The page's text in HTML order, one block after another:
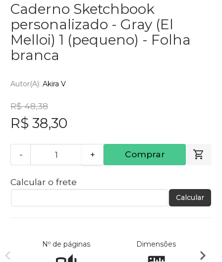
Caderno Sketchbook
personalizado - Gray (El
Melloi) 1 (pequeno) - Folha
branca
Autor(a): Akira V
R$ 48,38
R$ 38,30
- + Comprar
Calcular o frete
Calcular
Nº de páginas Dimensões